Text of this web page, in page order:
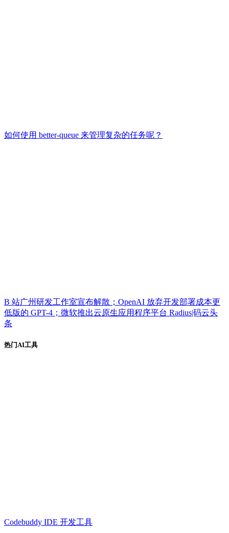
如何使用 better-queue 来管理复杂的任务呢？
B 站广州研发工作室宣布解散；OpenAI 放弃开发部署成本更
低版的 GPT-4；微软推出云原生应用程序平台 Radius|码云头
条
热门AI工具
Codebuddy IDE 开发工具